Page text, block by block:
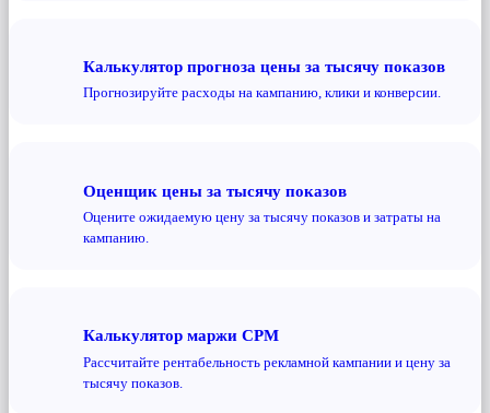
Калькулятор прогноза цены за тысячу показов
Прогнозируйте расходы на кампанию, клики и конверсии.
Оценщик цены за тысячу показов
Оцените ожидаемую цену за тысячу показов и затраты на
кампанию.
Калькулятор маржи CPM
Рассчитайте рентабельность рекламной кампании и цену за
тысячу показов.